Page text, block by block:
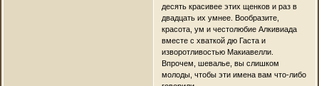
десять красивее этих щенков и раз в
двадцать их умнее. Вообразите,
красота, ум и честолюбие Алкивиада
вместе с хваткой дю Гаста и
изворотливостью Макиавелли.
Впрочем, шевалье, вы слишком
молоды, чтобы эти имена вам что-либо